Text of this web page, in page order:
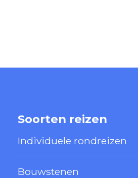
Soorten reizen
Individuele rondreizen
Bouwstenen